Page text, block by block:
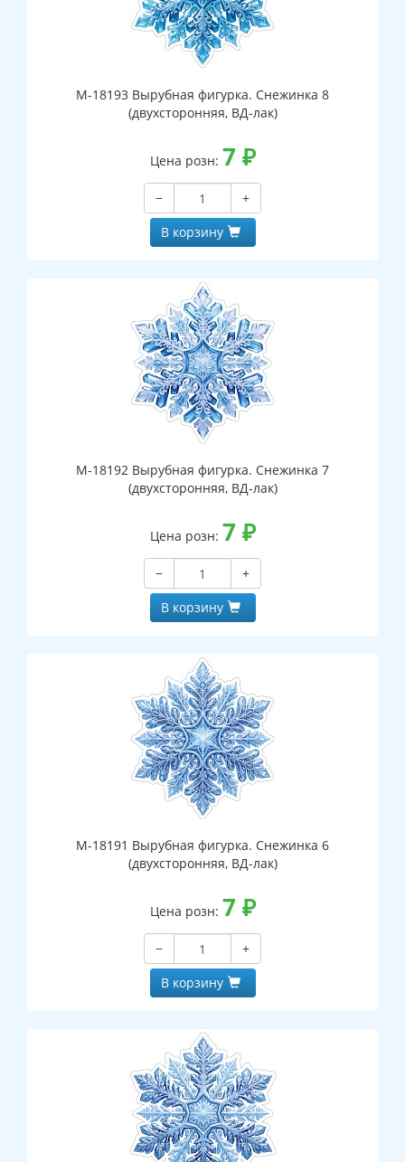
М-18193 Вырубная фигурка. Снежинка 8
(двухсторонняя, ВД-лак)
Цена розн: 7 ₽
−
+
В корзину
М-18192 Вырубная фигурка. Снежинка 7
(двухсторонняя, ВД-лак)
Цена розн: 7 ₽
−
+
В корзину
М-18191 Вырубная фигурка. Снежинка 6
(двухсторонняя, ВД-лак)
Цена розн: 7 ₽
−
+
В корзину